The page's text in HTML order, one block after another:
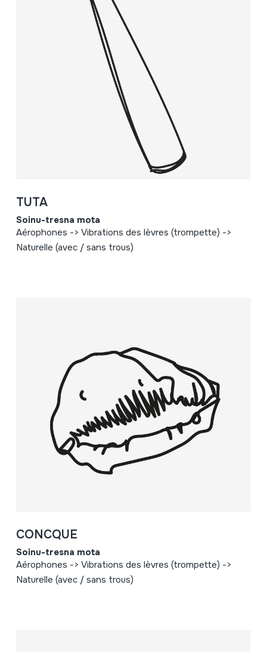
TUTA
Soinu-tresna mota
Aérophones -> Vibrations des lèvres (trompette) ->
Naturelle (avec / sans trous)
CONCQUE
Soinu-tresna mota
Aérophones -> Vibrations des lèvres (trompette) ->
Naturelle (avec / sans trous)